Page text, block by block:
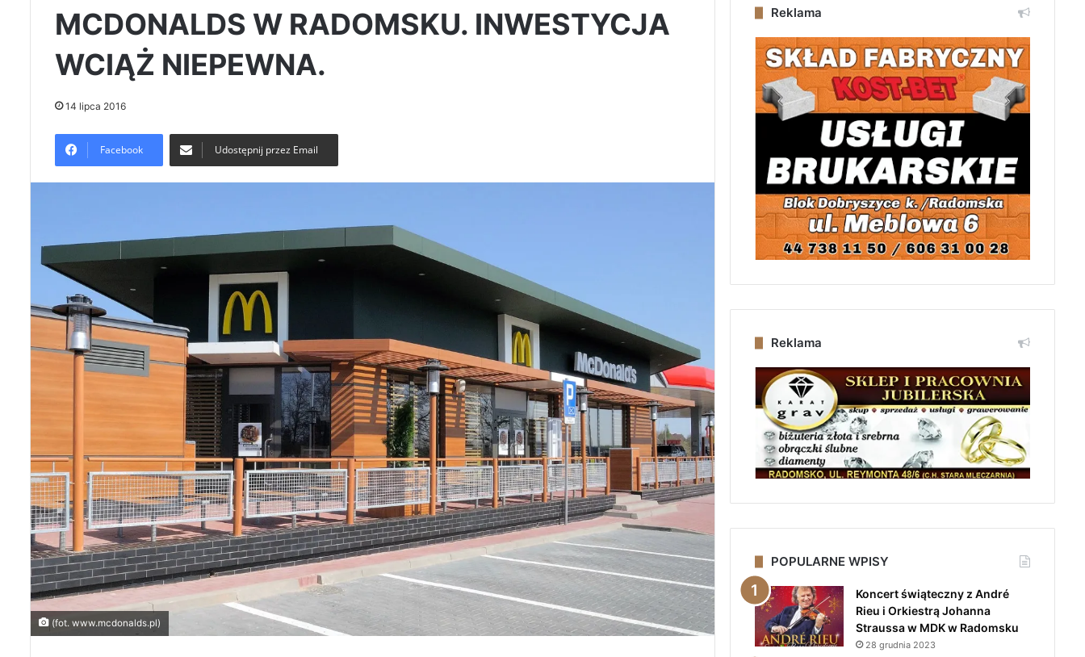
MCDONALDS W RADOMSKU. INWESTYCJA
WCIĄŻ NIEPEWNA.
14 lipca 2016
Facebook Udostępnij przez Email
(fot. www.mcdonalds.pl)
Reklama
Reklama
POPULARNE WPISY
Koncert świąteczny z André
Rieu i Orkiestrą Johanna
Straussa w MDK w Radomsku
28 grudnia 2023